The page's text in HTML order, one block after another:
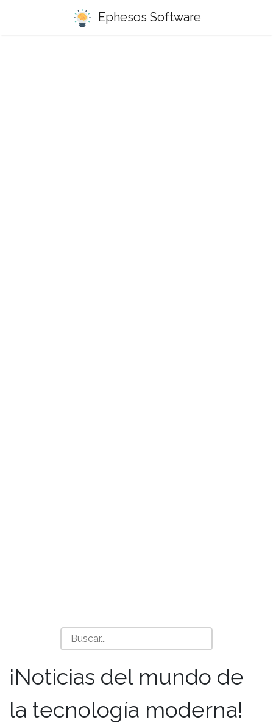
Ephesos Software
¡Noticias del mundo de
la tecnología moderna!